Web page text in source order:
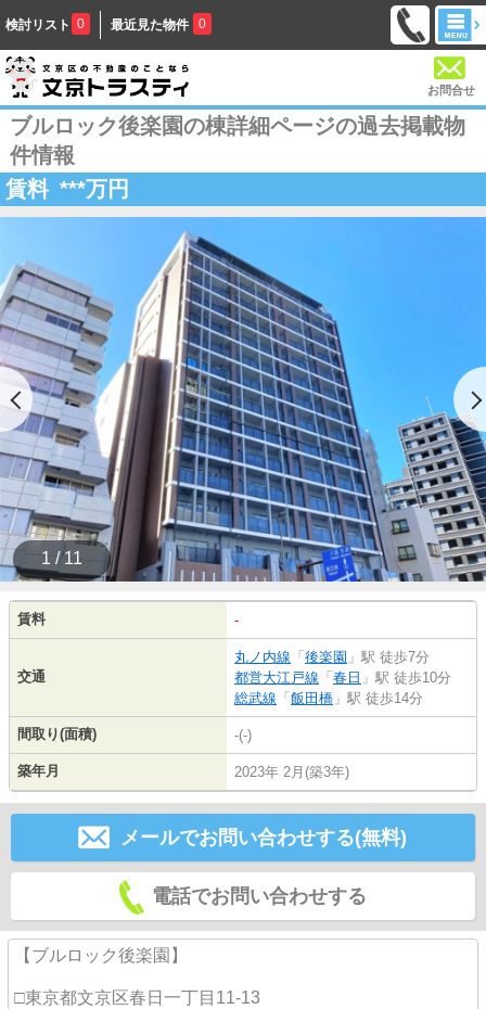
検討リスト 0 最近見た物件 0
お問合せ
ブルロック後楽園の棟詳細ページの過去掲載物
件情報
賃料 ***万円
1 / 11
賃料 -
交通
丸ノ内線 「 後楽園 」駅 徒歩7分
都営大江戸線 「 春日 」駅 徒歩10分
総武線 「 飯田橋 」駅 徒歩14分
間取り(面積) -(-)
築年月 2023年 2月(築3年)
メールでお問い合わせする(無料)
電話でお問い合わせする
【ブルロック後楽園】
□東京都文京区春日一丁目11-13